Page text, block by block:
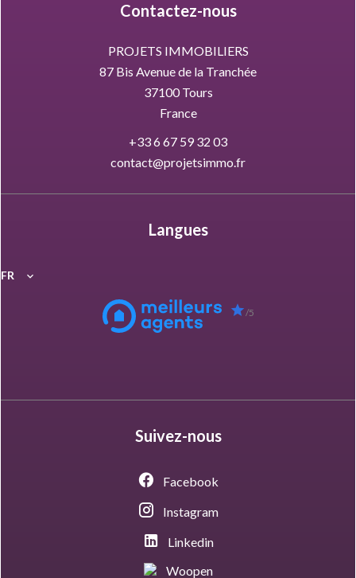
Contactez-nous
PROJETS IMMOBILIERS
87 Bis Avenue de la Tranchée
37100Tours
France
+33 6 67 59 32 03
contact@projetsimmo.fr
Langues
FR
/5
Suivez-nous
Facebook
Instagram
Linkedin
Woopen